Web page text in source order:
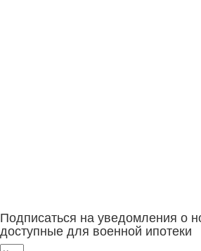
Подписаться на уведомления о
доступные для военной ипотеки